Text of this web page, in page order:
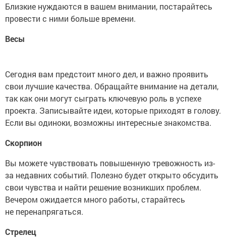
Близкие нуждаются в вашем внимании, постарайтесь
провести с ними больше времени.
Весы
Сегодня вам предстоит много дел, и важно проявить
свои лучшие качества. Обращайте внимание на детали,
так как они могут сыграть ключевую роль в успехе
проекта. Записывайте идеи, которые приходят в голову.
Если вы одиноки, возможны интересные знакомства.
Скорпион
Вы можете чувствовать повышенную тревожность из-
за недавних событий. Полезно будет открыто обсудить
свои чувства и найти решение возникших проблем.
Вечером ожидается много работы, старайтесь
не перенапрягаться.
Стрелец